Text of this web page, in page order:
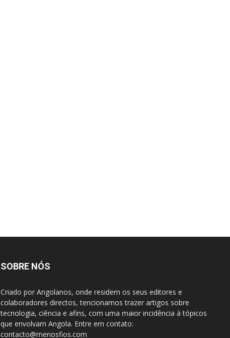
SOBRE NÓS
Criado por Angolanos, onde residem os seus editores e
colaboradores directos, tencionamos trazer artigos sobre
tecnologia, ciência e afins, com uma maior incidência à tópicos
que envolvam Angola. Entre em contato:
contacto@menosfios.com